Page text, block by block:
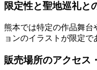
限定性と聖地巡礼と
熊本では特定の作品舞台
ョンのイラストが限定
販売場所のアクセス